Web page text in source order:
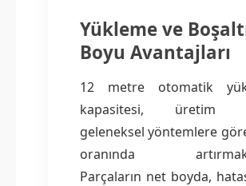
Yükleme ve
Boyu Avantajları
12 metre otomatik
kapasitesi, üretim
geleneksel yöntemlere
oranında
Parçaların net boyda,